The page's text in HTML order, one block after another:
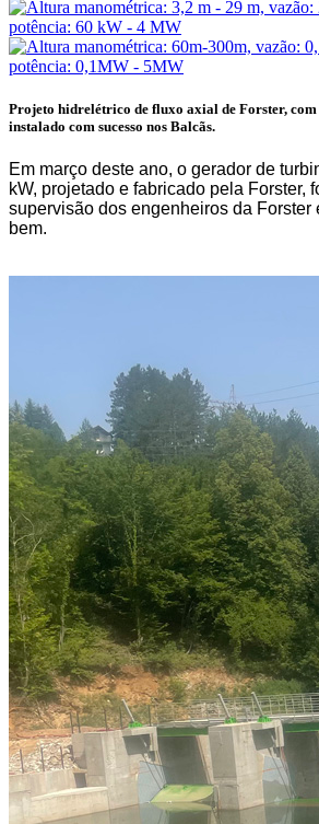
Projeto hidrelétrico de fluxo axial de Forster, com
instalado com sucesso nos Balcãs.
Em março deste ano, o gerador de
kW, projetado e fabricado pela Forster,
supervisão dos engenheiros da Forster
bem.